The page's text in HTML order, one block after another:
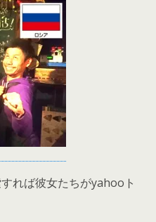
れば彼女たちがyahooト